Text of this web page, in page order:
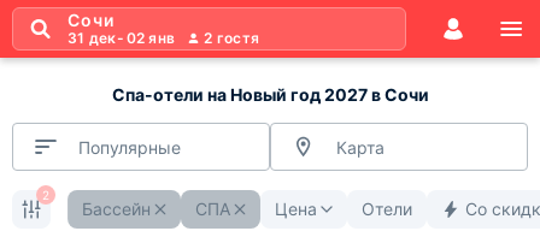
Сочи
31 дек- 02 янв 2 гостя
Спа-отели на Новый год 2027 в Сочи
Популярные Карта
Бассейн СПА Цена Отели Со
2